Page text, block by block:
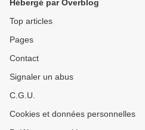
Hébergé par Overblog
Top articles
Pages
Contact
Signaler un abus
C.G.U.
Cookies et données personnelles